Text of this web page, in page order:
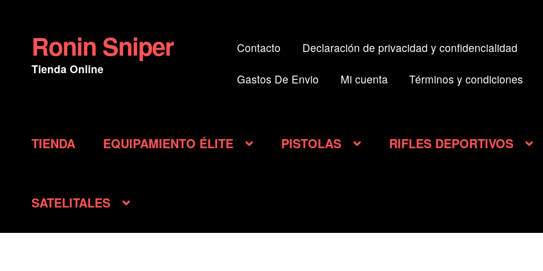
Ir
a
la
Ir
al
contenido
Ronin Sniper
Tienda Online
Contacto Declaración de privacidad y confidencialidad
Gastos De Envio Mi cuenta Términos y condiciones
TIENDA EQUIPAMIENTO ÉLITE PISTOLAS RIFLES DEPORTIVOS
SATELITALES